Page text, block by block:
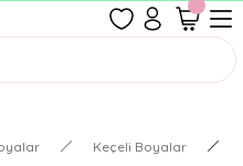
Gün Kargoda!
Keçeli Boyalar